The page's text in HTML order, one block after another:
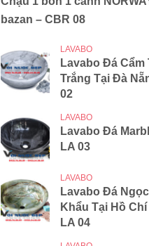
bazan – CBR 08
LAVABO
Lavabo Đá Cẩm
Trắng Tại Đà
02
LAVABO
Lavabo Đá
LA 03
LAVABO
Lavabo Đá
Khẩu Tại Hồ
LA 04